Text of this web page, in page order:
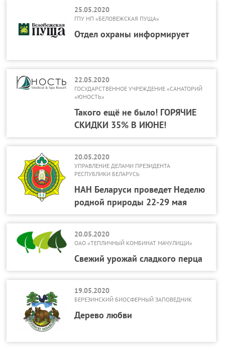
25.05.2020
ГПУ НП «БЕЛОВЕЖСКАЯ ПУЩА»
Отдел охраны информирует
22.05.2020
ГОСУДАРСТВЕННОЕ УЧРЕЖДЕНИЕ «САНАТОРИЙ
«ЮНОСТЬ»
Такого ещё не было! ГОРЯЧИЕ
СКИДКИ 35% В ИЮНЕ!
20.05.2020
УПРАВЛЕНИЕ ДЕЛАМИ ПРЕЗИДЕНТА
РЕСПУБЛИКИ БЕЛАРУСЬ
НАН Беларуси проведет Неделю
родной природы 22-29 мая
20.05.2020
ОАО «ТЕПЛИЧНЫЙ КОМБИНАТ МАЧУЛИЩИ»
Свежий урожай сладкого перца
19.05.2020
БЕРЕЗИНСКИЙ БИОСФЕРНЫЙ ЗАПОВЕДНИК
Дерево любви